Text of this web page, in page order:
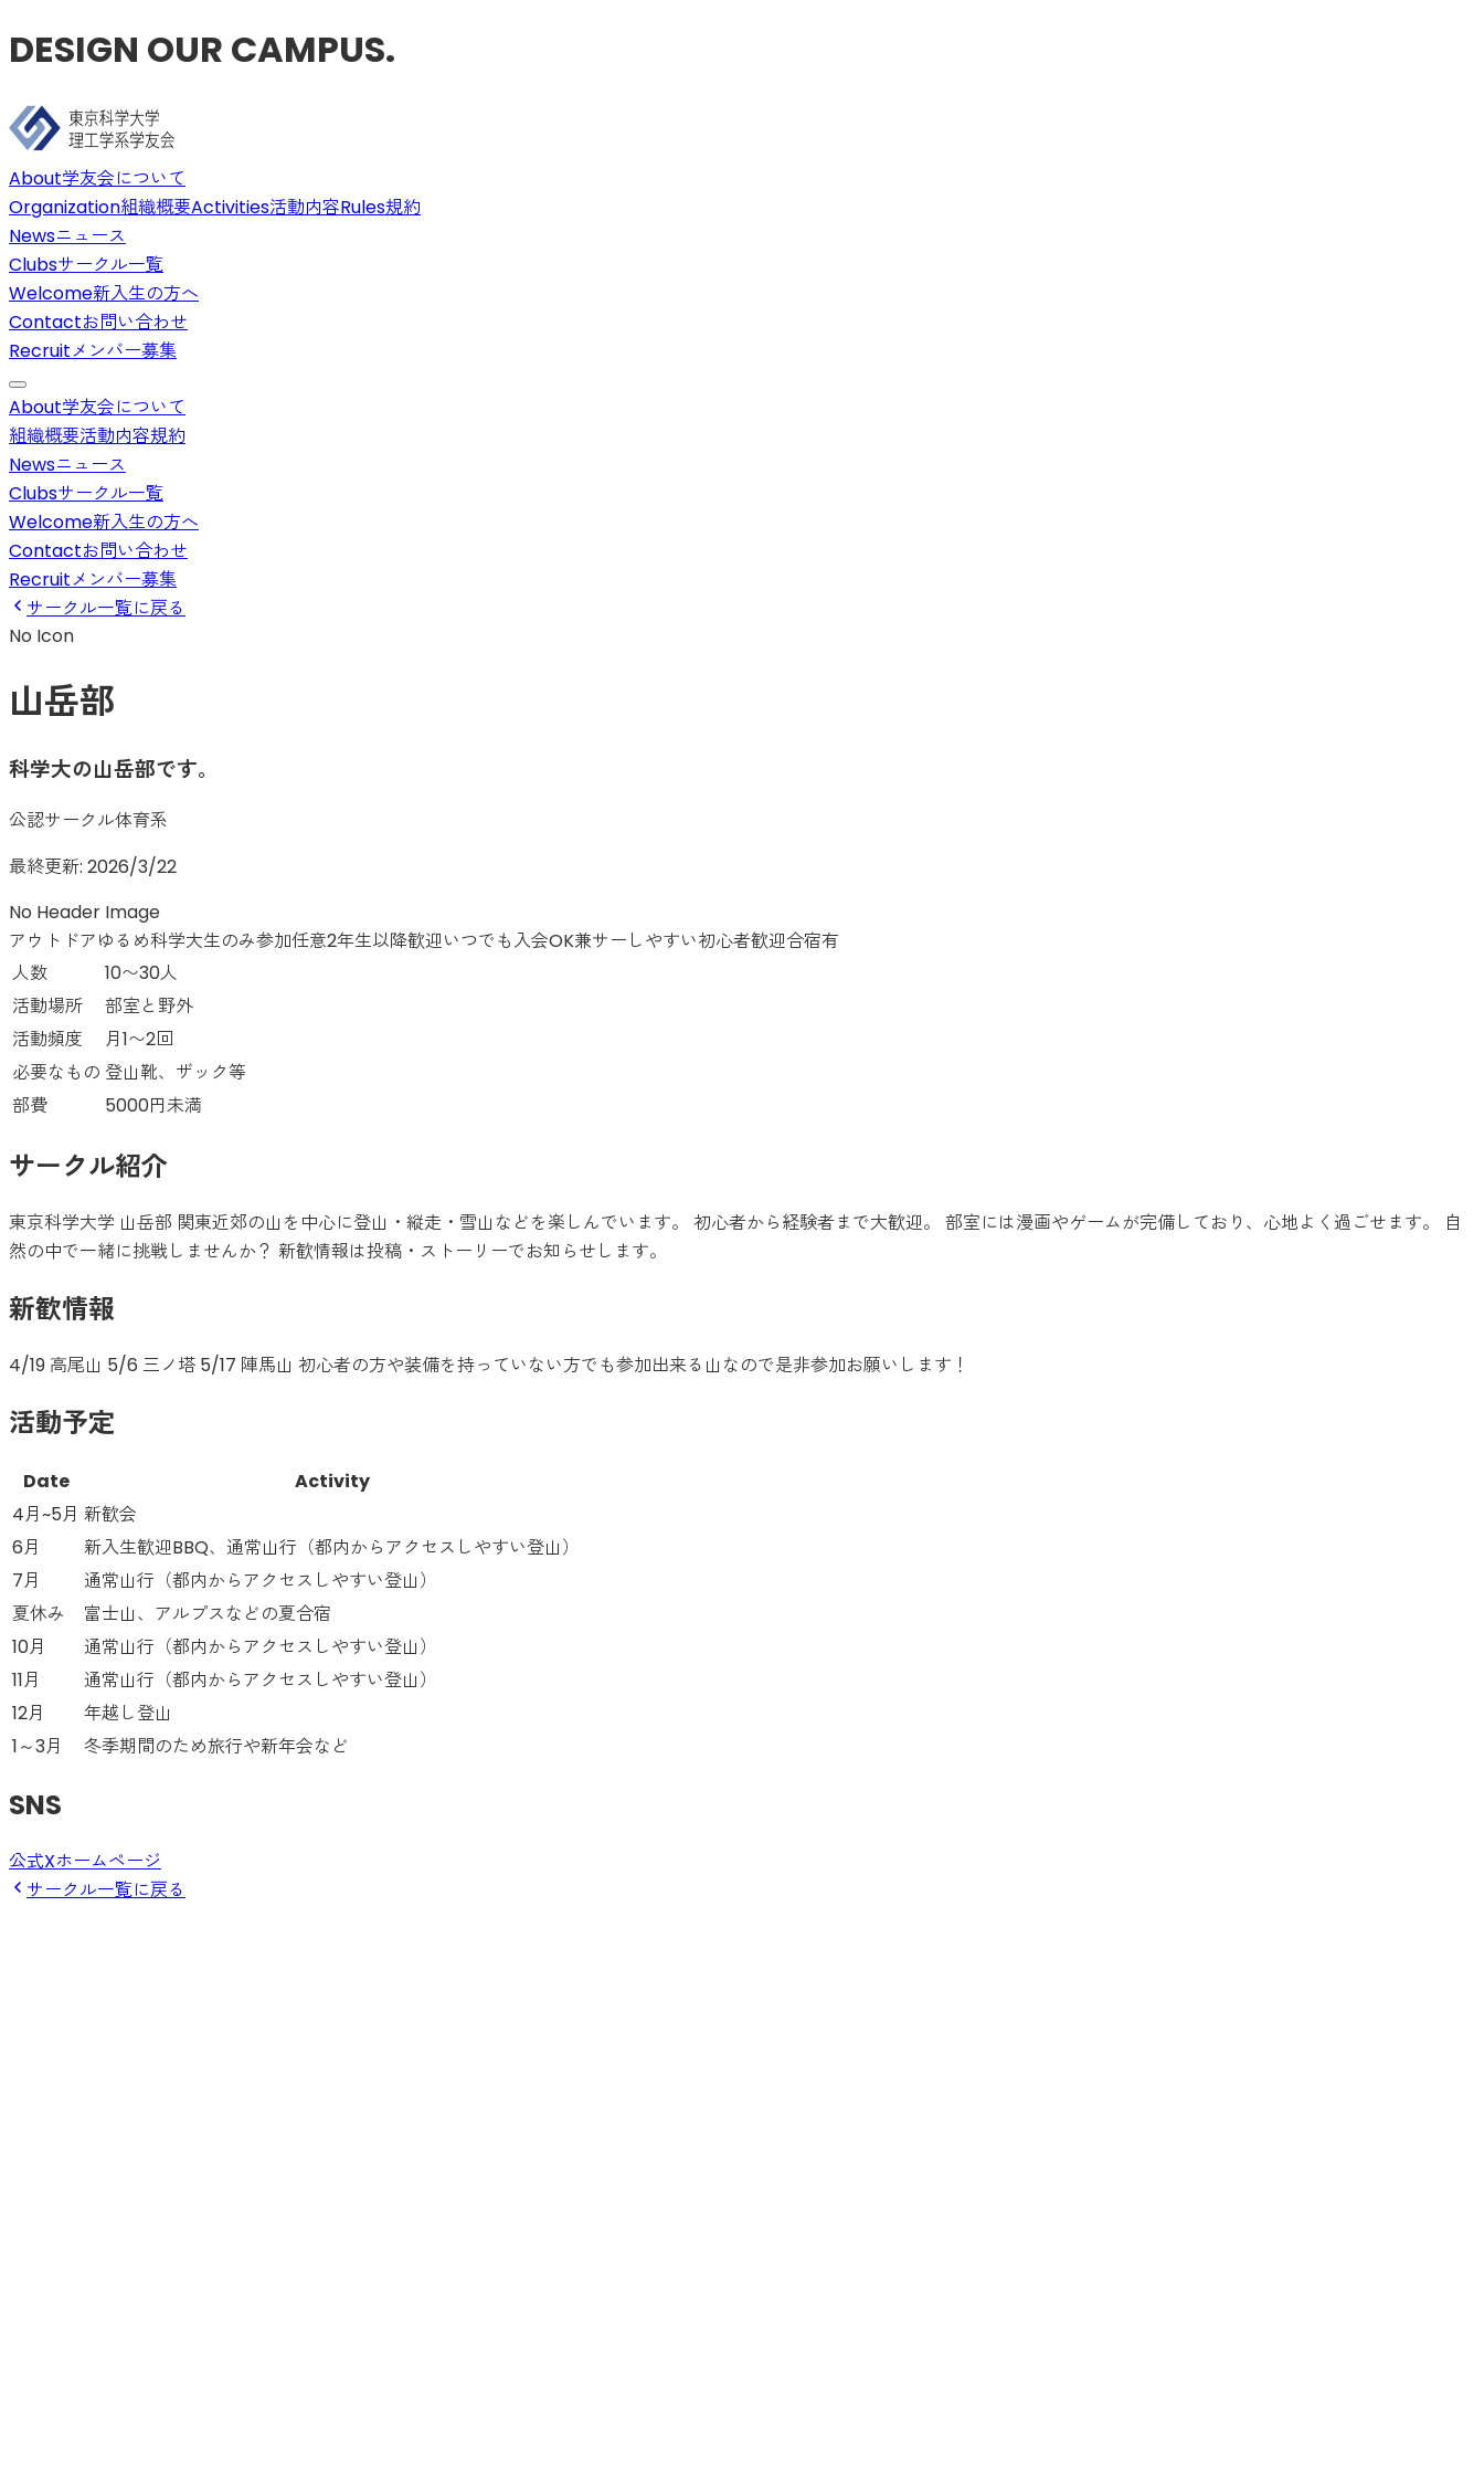
DESIGN OUR CAMPUS.
About学友会について
Organization組織概要Activities活動内容Rules規約
Newsニュース
Clubsサークル一覧
Welcome新入生の方へ
Contactお問い合わせ
Recruitメンバー募集
About学友会について
組織概要活動内容規約
Newsニュース
Clubsサークル一覧
Welcome新入生の方へ
Contactお問い合わせ
Recruitメンバー募集
サークル一覧に戻る
No Icon
山岳部
科学大の山岳部です。
公認サークル体育系
最終更新: 2026/3/22
No Header Image
アウトドアゆるめ科学大生のみ参加任意2年生以降歓迎いつでも入会OK兼サーしやすい初心者歓迎合宿有
人数
10〜30人
活動場所
部室と野外
活動頻度
月1〜2回
必要なもの 登山靴、ザック等
部費
5000円未満
サークル紹介
東京科学大学 山岳部 関東近郊の山を中心に登山・縦走・雪山などを楽しんでいます。 初心者から経験者まで大歓迎。 部室には漫画やゲームが完備しており、心地よく過ごせます。 自
然の中で一緒に挑戦しませんか？ 新歓情報は投稿・ストーリーでお知らせします。
新歓情報
4/19 高尾山 5/6 三ノ塔 5/17 陣馬山 初心者の方や装備を持っていない方でも参加出来る山なので是非参加お願いします！
活動予定
Date
Activity
4月~5月 新歓会
6月
新入生歓迎BBQ、通常山行（都内からアクセスしやすい登山）
7月
通常山行（都内からアクセスしやすい登山）
夏休み
富士山、アルプスなどの夏合宿
10月
通常山行（都内からアクセスしやすい登山）
11月
通常山行（都内からアクセスしやすい登山）
12月
年越し登山
1～3月
冬季期間のため旅行や新年会など
SNS
公式Xホームページ
サークル一覧に戻る